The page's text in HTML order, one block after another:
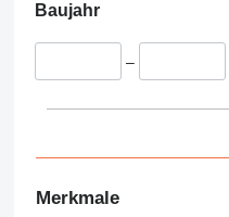
420
422
434
8080
8085
Baujahr
–
Merkmale